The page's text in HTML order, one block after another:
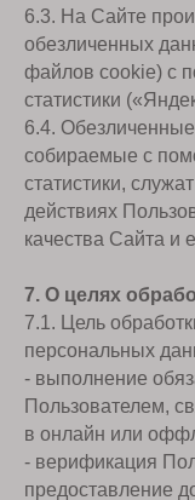
6.3. На Сайте
обезличенных
файлов cookie) с
статистики
6.4.
собираемые с
статистики,
действиях
качества Сайта и
7. О целях
7.1. Цель
персональных
- выполнение
Пользователем,
в онлайн или
- верификация
предоставление